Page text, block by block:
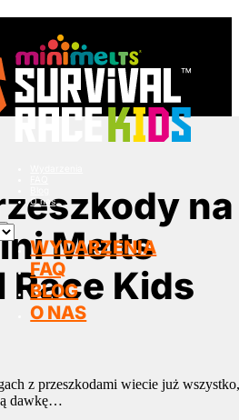
O nas
WYDARZENIA
FAQ
BLOG
O NAS
na
Melts
Kids
z przeszkodami wiecie już wszystko,
dawkę…